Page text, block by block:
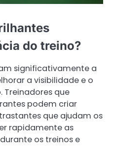
do treino?
significativamente a
a visibilidade e o
que
podem criar
que ajudam os
rapidamente as
os treinos e